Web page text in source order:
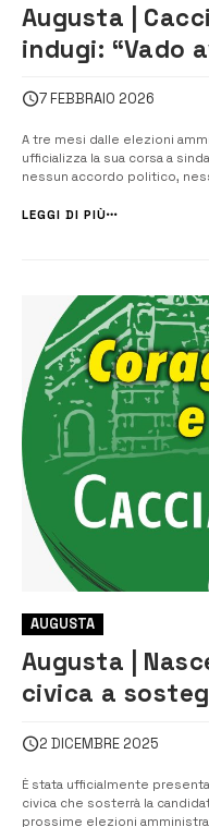
Augusta |
indugi: “Vado
influencer”
7 FEBBRAIO 2026
A tre mesi dalle elezioni
ufficializza la sua corsa a
nessun accordo politico,
ha tracciato una linea netta
LEGGI DI PIÙ
AUGUSTA
Augusta |
civica a
2 DICEMBRE 2025
È stata ufficialmente
civica che sosterrà la
prossime elezioni